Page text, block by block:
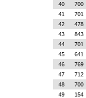
40
700
41
701
42
478
43
843
44
701
45
641
46
769
47
712
48
700
49
154